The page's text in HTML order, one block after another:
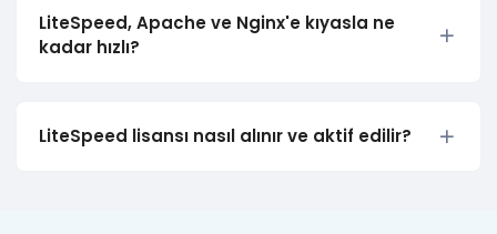
LiteSpeed, Apache ve Nginx'e kıyasla ne
kadar hızlı?
LiteSpeed lisansı nasıl alınır ve aktif edilir?